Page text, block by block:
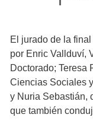
El jurado de la
por Enric Vallduví,
Doctorado; Teresa
Ciencias Sociales
y Nuria Sebastián,
que también